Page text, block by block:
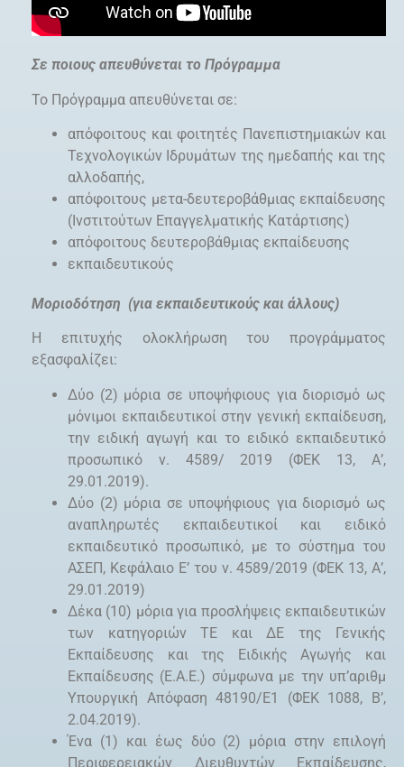
Σε ποιους απευθύνεται το Πρόγραμμα
Το Πρόγραμμα απευθύνεται σε:
απόφοιτους και φοιτητές Πανεπιστημιακών και
Τεχνολογικών Ιδρυμάτων της ημεδαπής και της
αλλοδαπής,
απόφοιτους μετα-δευτεροβάθμιας εκπαίδευσης
(Ινστιτούτων Επαγγελματικής Κατάρτισης)
απόφοιτους δευτεροβάθμιας εκπαίδευσης
εκπαιδευτικούς
Μοριοδότηση (για εκπαιδευτικούς και άλλους)
Η επιτυχής ολοκλήρωση του προγράμματος
εξασφαλίζει:
Δύο (2) μόρια σε υποψήφιους για διορισμό ως
μόνιμοι εκπαιδευτικοί στην γενική εκπαίδευση,
την ειδική αγωγή και το ειδικό εκπαιδευτικό
προσωπικό ν. 4589/ 2019 (ΦΕΚ 13, Α’,
29.01.2019).
Δύο (2) μόρια σε υποψήφιους για διορισμό ως
αναπληρωτές εκπαιδευτικοί και ειδικό
εκπαιδευτικό προσωπικό, με το σύστημα του
ΑΣΕΠ, Κεφάλαιο Ε’ του ν. 4589/2019 (ΦΕΚ 13, Α’,
29.01.2019)
Δέκα (10) μόρια για προσλήψεις εκπαιδευτικών
των κατηγοριών TE και ΔΕ της Γενικής
Εκπαίδευσης και της Ειδικής Αγωγής και
Εκπαίδευσης (Ε.Α.Ε.) σύμφωνα με την υπ’αριθμ
Υπουργική Απόφαση 48190/E1 (ΦΕΚ 1088, Β’,
2.04.2019).
Ένα (1) και έως δύο (2) μόρια στην επιλογή
Περιφερειακών Διευθυντών Εκπαίδευσης,